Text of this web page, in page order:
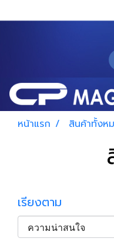
หน้าแรก สินค้าทั้งห
เรียงตาม